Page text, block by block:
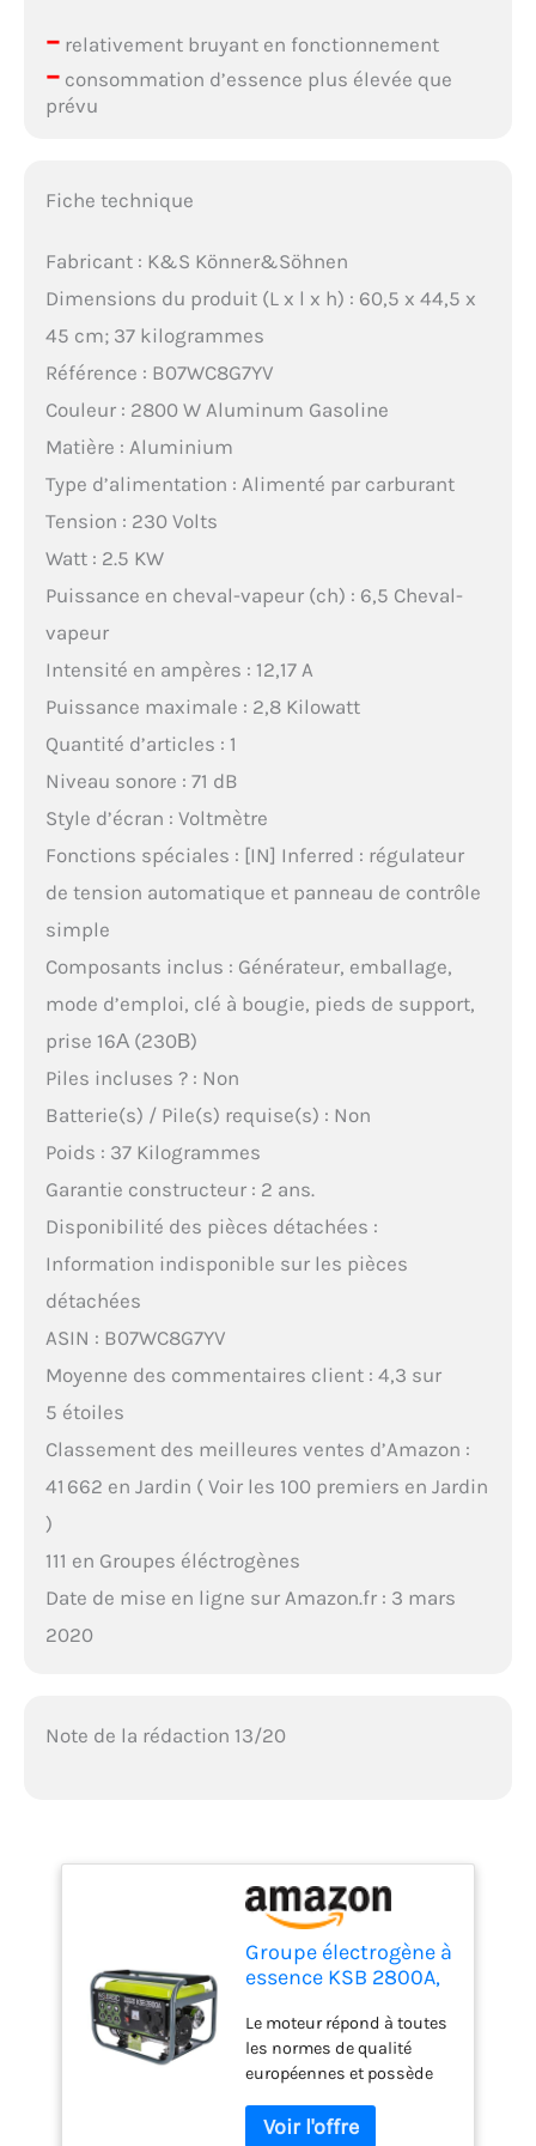
–relativement bruyant en fonctionnement
–consommation d’essence plus élevée que
prévu
Fiche technique
Fabricant : K&S Könner&Söhnen
Dimensions du produit (L x l x h) : 60,5 x 44,5 x
45 cm; 37 kilogrammes
Référence : B07WC8G7YV
Couleur : 2800 W Aluminum Gasoline
Matière : Aluminium
Type d’alimentation : Alimenté par carburant
Tension : 230 Volts
Watt : 2.5 KW
Puissance en cheval-vapeur (ch) : 6,5 Cheval-
vapeur
Intensité en ampères : 12,17 A
Puissance maximale : 2,8 Kilowatt
Quantité d’articles : 1
Niveau sonore : 71 dB
Style d’écran : Voltmètre
Fonctions spéciales : [IN] Inferred : régulateur
de tension automatique et panneau de contrôle
simple
Composants inclus : Générateur, emballage,
mode d’emploi, clé à bougie, pieds de support,
prise 16А (230В)
Piles incluses ? : Non
Batterie(s) / Pile(s) requise(s) : Non
Poids : 37 Kilogrammes
Garantie constructeur : 2 ans.
Disponibilité des pièces détachées :
Information indisponible sur les pièces
détachées
ASIN : B07WC8G7YV
Moyenne des commentaires client : 4,3 sur
5 étoiles
Classement des meilleures ventes d’Amazon :
41 662 en Jardin ( Voir les 100 premiers en Jardin
)
111 en Groupes éléctrogènes
Date de mise en ligne sur Amazon.fr : 3 mars
2020
Note de la rédaction 13/20
Groupe électrogène à
essence KSB 2800A,
2800W, démarrage
manuel, régulateur
de tension
automatique (AVR),
voltmètre, 2x16A
Le moteur répond à toutes
les normes de qualité
européennes et possède
individuel, ce qui nous